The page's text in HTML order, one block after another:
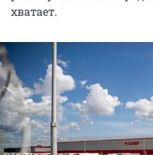
хватает.